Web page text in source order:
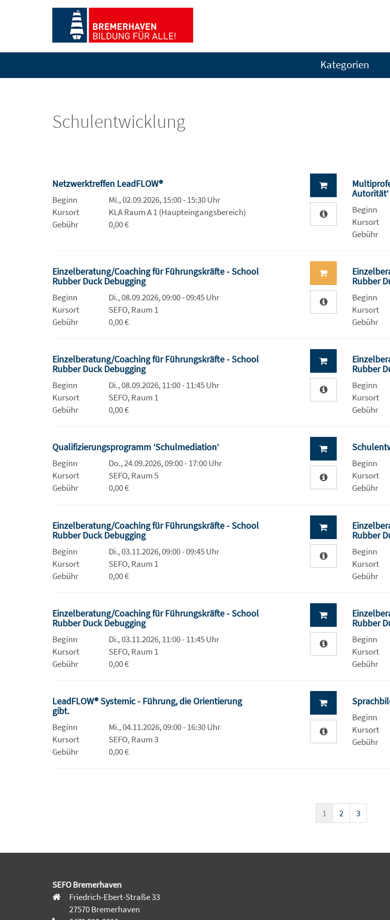
Kategorien
Schulentwicklung
Netzwerktreffen LeadFLOW®
Beginn
Mi., 02.09.2026, 15:00 - 15:30 Uhr
Kursort
KLA Raum A 1 (Haupteingangsbereich)
Gebühr
0,00 €
Beginn
Kursort
Gebühr
Einzelberatung/Coaching für Führungskräfte - School
Rubber Duck Debugging
Beginn
Di., 08.09.2026, 09:00 - 09:45 Uhr
Kursort
SEFO, Raum 1
Gebühr
0,00 €
Rubber
Beginn
Kursort
Gebühr
Einzelberatung/Coaching für Führungskräfte - School
Rubber Duck Debugging
Beginn
Di., 08.09.2026, 11:00 - 11:45 Uhr
Kursort
SEFO, Raum 1
Gebühr
0,00 €
Rubber
Beginn
Kursort
Gebühr
Qualifizierungsprogramm ‘Schulmediation‘
Beginn
Do., 24.09.2026, 09:00 - 17:00 Uhr
Kursort
SEFO, Raum 5
Gebühr
0,00 €
Beginn
Kursort
Gebühr
Einzelberatung/Coaching für Führungskräfte - School
Rubber Duck Debugging
Beginn
Di., 03.11.2026, 09:00 - 09:45 Uhr
Kursort
SEFO, Raum 1
Gebühr
0,00 €
Rubber
Beginn
Kursort
Gebühr
Einzelberatung/Coaching für Führungskräfte - School
Rubber Duck Debugging
Beginn
Di., 03.11.2026, 11:00 - 11:45 Uhr
Kursort
SEFO, Raum 1
Gebühr
0,00 €
Rubber
Beginn
Kursort
Gebühr
LeadFLOW® Systemic - Führung, die Orientierung
gibt.
Beginn
Mi., 04.11.2026, 09:00 - 16:30 Uhr
Kursort
SEFO, Raum 3
Gebühr
0,00 €
Beginn
Kursort
Gebühr
1 2 3
SEFO Bremerhaven
Friedrich-Ebert-Straße 33
27570 Bremerhaven